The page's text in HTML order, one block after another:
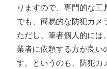
りますので、専門的な
でも、簡易的な防犯カメ
ただし、筆者個人的には
業者に依頼する方が良い
す。というのも、防犯カ